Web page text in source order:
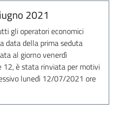
2021
gli operatori economici
data della prima seduta
al giorno venerdì
è stata rinviata per motivi
lunedì 12/07/2021 ore